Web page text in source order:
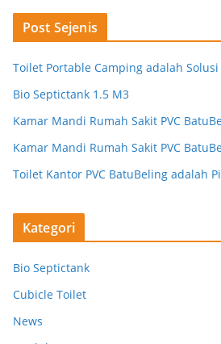
Post Sejenis
Toilet Portable Camping adalah
Bio Septictank 1.5 M3
Kamar Mandi Rumah Sakit PVC
Kamar Mandi Rumah Sakit PVC
Toilet Kantor PVC BatuBeling adalah
Kategori
Bio Septictank
Cubicle Toilet
News